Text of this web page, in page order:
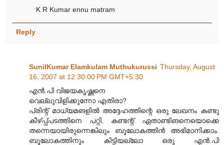
K R Kumar ennu matram
Reply
SunilKumar Elamkulam Muthukurussi Thursday, August
16, 2007 at 12:30:00 PM GMT+5:30
എന്‍.പി വിജയകൃഷ്ണനെ
വെല്ലുവിളിക്കുന്നോ എതിരാ?
പ്രിന്റ് മാധ്യമങളില്‍ അദ്ദേഹത്തിന്റെ ഒരു ലേഖനം കണ്ടു
കീഴ്പ്പ്പടത്തിനെ പറ്റി. കണ്ടന്റ് ഏതാണ്ടിങനെയൊക്കെ
തന്നെയായിരുന്നെങ്കിലും ബൂലോകത്തിന്‍ അഭിമാനിക്കാം.
ബൂലോകത്തിനും കിട്ടിയല്ലോ ഒരു എന്‍.പി